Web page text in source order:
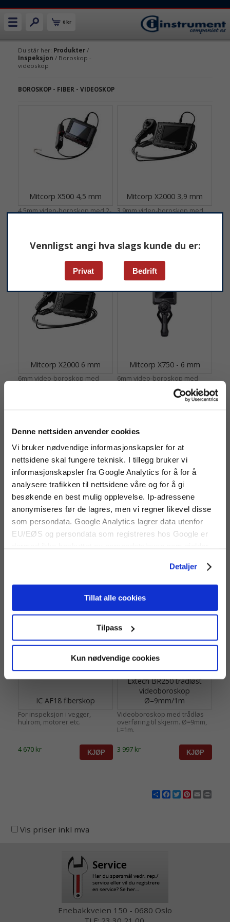
Denne nettsiden anvender cookies
Vi bruker nødvendige informasjonskapsler for at
nettsidene skal fungere teknisk. I tillegg bruker vi
informasjonskapsler fra Google Analytics for å for å
analysere trafikken til nettsidene våre og for å gi
besøkende en best mulig opplevelse. Ip-adressene
anonymiseres før de lagres, men vi regner likevel disse
som persondata. Google Analytics lagrer data utenfor
EU/EØS og persondata som registreres hos Google er
Detaljer
Tillat alle cookies
Tilpass
Kun nødvendige cookies
Vennligst angi hva slags kunde du er:
Privat Bedrift
0 kr
Du står her: Produkter/
Inspeksjon / Boroskop -
videoskop
BOROSKOP - FIBER - VIDEOSKOP
Mitcorp X500 4,5 mm
4,5mm video-boroskop med 2-
Mitcorp X2000 3,9 mm
3,9mm video-boroskop med
Mitcorp X2000 6 mm
6mm video-boroskop med
Mitcorp X750 - 6 mm
6mm video-boroskop med
Mitcorp X2000 2.8 mm
2.8mm video-boroskop med
Fluke DS703 FC
videoborsokop
Videoboroskop med 7" LCD-
justerbart LED-lys og digital
IC AF18 fiberskop
For inspeksjon i vegger,
hulrom, motorer etc.
4 670 kr
Extech BR250 trådløst
videoboroskop
Ø=9mm/1m
Videoboroskop med trådløs
overføring til skjerm. Ø=9mm,
L=1m.
3 997 kr
ShareFacebook
Twitter
Pinterest
Email
Vis priser inkl mva
Enebakkveien 150 - 0680 Oslo